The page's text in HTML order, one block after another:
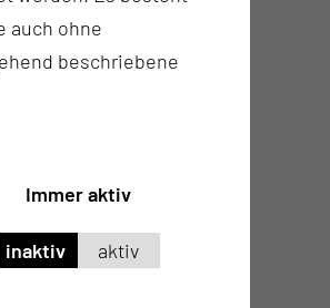
auch ohne
beschriebene
Immer aktiv
inaktiv aktiv